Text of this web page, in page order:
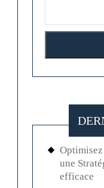
une
efficace